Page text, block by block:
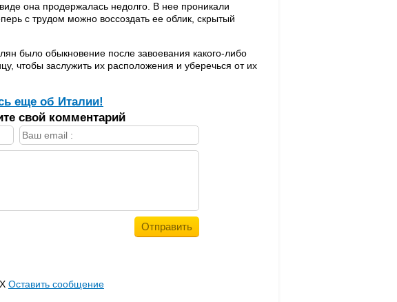
она продержалась недолго. В нее проникали
с трудом можно воссоздать ее облик, скрытый
было обыкновение после завоевания какого-либо
чтобы заслужить их расположения и уберечься от их
еще об Италии!
свой комментарий
Оставить сообщение